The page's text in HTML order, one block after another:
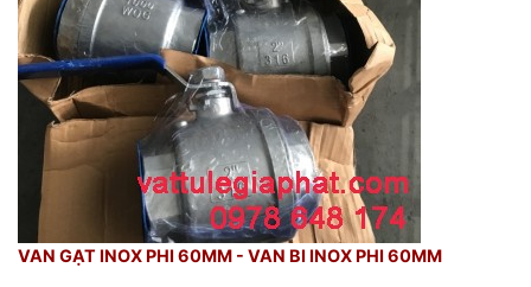
VAN GẠT INOX PHI 60MM - VAN BI INOX PHI 60MM